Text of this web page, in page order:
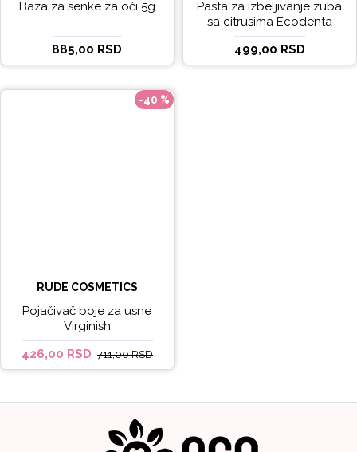
Baza za senke za oči 5g
885,00 RSD
Pasta za izbeljivanje zuba
sa citrusima Ecodenta
EXPERT LINE EXCEPTIONAL
WHITENING 100ml
499,00 RSD
-40 %
RUDE COSMETICS
Pojačivač boje za usne
Virginish
426,00 RSD 711,00 RSD